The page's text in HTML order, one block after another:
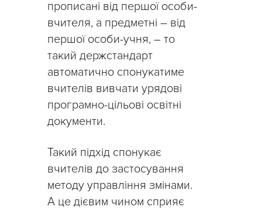
прописані від першої особи-
вчителя, а предметні – від
першої особи-учня, – то
такий держстандарт
автоматично спонукатиме
вчителів вивчати урядові
програмно-цільові освітні
документи.
Такий підхід спонукає
вчителів до застосування
методу управління змінами.
А це дієвим чином сприяє